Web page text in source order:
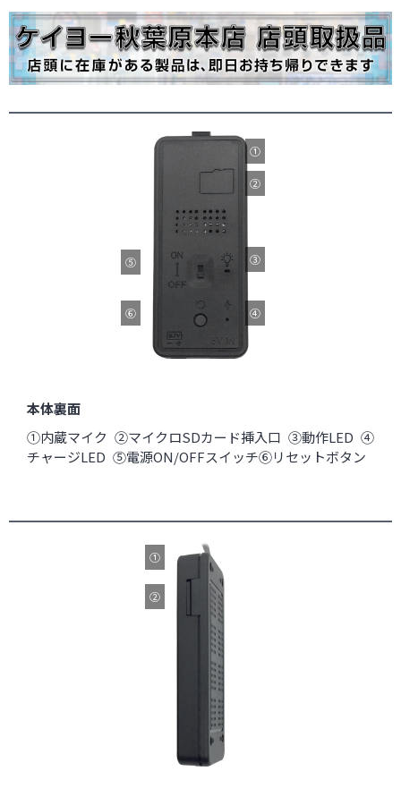
①
②
③
④
⑤
⑥
本体裏面
①内蔵マイク ②マイクロSDカード挿入口 ③動作LED ④
チャージLED ⑤電源ON/OFFスイッチ⑥リセットボタン
①
②